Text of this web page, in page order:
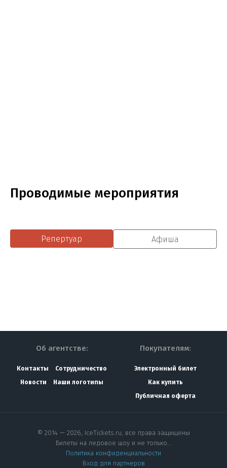
Проводимые мероприятия
Репертуар Афиша
Об агентстве:
Контакты
Сотрудничество
Новости
Наши логотипы
Покупателям:
Электронный билет
Как купить
Публичная оферта
© 2014 — 2026, IceTickets.ru, все права защищены
Билеты на ледовое шоу и не только…
Политика конфиденциальности
Вход для партнеров